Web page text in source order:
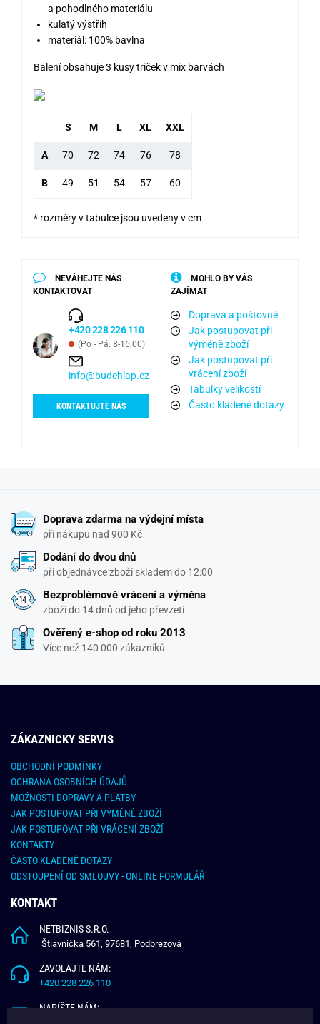
a pohodlného materiálu
kulatý výstřih
materiál: 100% bavlna
Balení obsahuje 3 kusy triček v mix barvách
S M L XL XXL
A 70 72 74 76 78
B 49 51 54 57 60
* rozměry v tabulce jsou uvedeny v cm
NEVÁHEJTE NÁS
KONTAKTOVAT
+420 228 226 110
(Po - Pá: 8-16:00)
info@budchlap.cz
KONTAKTUJTE NÁS
MOHLO BY VÁS
ZAJÍMAT
Doprava a poštovné
Jak postupovat při
výměně zboží
Jak postupovat při
vrácení zboží
Tabulky velikostí
Často kladené dotazy
Doprava zdarma na výdejní místa
při nákupu nad 900 Kč
Dodání do dvou dnů
při objednávce zboží skladem do 12:00
Bezproblémové vrácení a výměna
zboží do 14 dnů od jeho převzetí
Ověřený e-shop od roku 2013
Více než 140 000 zákazníků
ZÁKAZNICKY SERVIS
OBCHODNÍ PODMÍNKY
OCHRANA OSOBNÍCH ÚDAJŮ
MOŽNOSTI DOPRAVY A PLATBY
JAK POSTUPOVAT PŘI VÝMĚNĚ ZBOŽÍ
JAK POSTUPOVAT PŘI VRÁCENÍ ZBOŽÍ
KONTAKTY
ČASTO KLADENÉ DOTAZY
ODSTOUPENÍ OD SMLOUVY - ONLINE FORMULÁŘ
KONTAKT
NETBIZNIS S.R.O.
Štiavnička 561, 97681, Podbrezová
ZAVOLAJTE NÁM:
+420 228 226 110
NAPÍŠTE NÁM: